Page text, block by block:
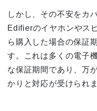
しかし、その不安をカ
Edifierのイヤホンやス
ら購入した場合の保証
す。これは多くの電子
な保証期間であり、万
かりと対応が受けられま